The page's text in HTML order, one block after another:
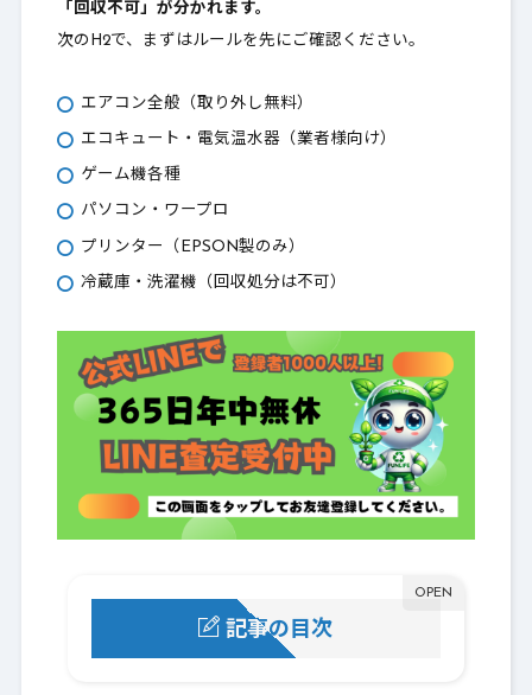
「回収不可」が分かれます。
次のH2で、まずはルールを先にご確認ください。
エアコン全般（取り外し無料）
エコキュート・電気温水器（業者様向け）
ゲーム機各種
パソコン・ワープロ
プリンター（EPSON製のみ）
冷蔵庫・洗濯機（回収処分は不可）
記事の目次